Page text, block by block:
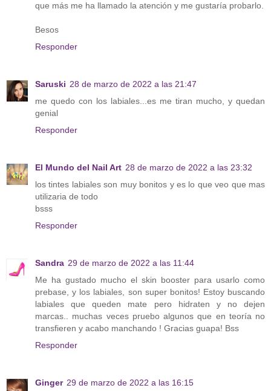
que más me ha llamado la atención y me gustaría probarlo.
Besos
Responder
Saruski 28 de marzo de 2022 a las 21:47
me quedo con los labiales...es me tiran mucho, y quedan
genial
Responder
El Mundo del Nail Art 28 de marzo de 2022 a las 23:32
los tintes labiales son muy bonitos y es lo que veo que mas
utilizaria de todo
bsss
Responder
Sandra 29 de marzo de 2022 a las 11:44
Me ha gustado mucho el skin booster para usarlo como
prebase, y los labiales, son super bonitos! Estoy buscando
labiales que queden mate pero hidraten y no dejen
marcas.. muchas veces pruebo algunos que en teoría no
transfieren y acabo manchando ! Gracias guapa! Bss
Responder
Ginger 29 de marzo de 2022 a las 16:15